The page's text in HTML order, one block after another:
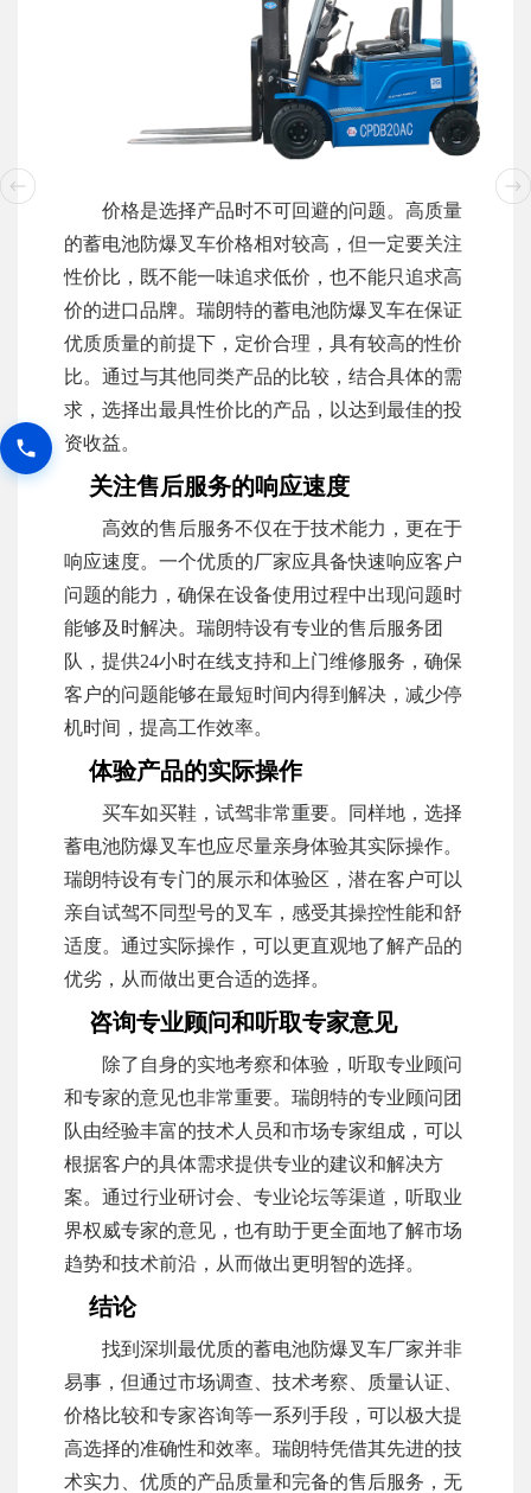
价格是选择产品时不可回避的问题。高质量
的蓄电池防爆叉车价格相对较高，但一定要关注
性价比，既不能一味追求低价，也不能只追求高
价的进口品牌。瑞朗特的蓄电池防爆叉车在保证
优质质量的前提下，定价合理，具有较高的性价
比。通过与其他同类产品的比较，结合具体的需
求，选择出最具性价比的产品，以达到最佳的投
资收益。
关注售后服务的响应速度
高效的售后服务不仅在于技术能力，更在于
响应速度。一个优质的厂家应具备快速响应客户
问题的能力，确保在设备使用过程中出现问题时
能够及时解决。瑞朗特设有专业的售后服务团
队，提供24小时在线支持和上门维修服务，确保
客户的问题能够在最短时间内得到解决，减少停
机时间，提高工作效率。
体验产品的实际操作
买车如买鞋，试驾非常重要。同样地，选择
蓄电池防爆叉车也应尽量亲身体验其实际操作。
瑞朗特设有专门的展示和体验区，潜在客户可以
亲自试驾不同型号的叉车，感受其操控性能和舒
适度。通过实际操作，可以更直观地了解产品的
优劣，从而做出更合适的选择。
咨询专业顾问和听取专家意见
除了自身的实地考察和体验，听取专业顾问
和专家的意见也非常重要。瑞朗特的专业顾问团
队由经验丰富的技术人员和市场专家组成，可以
根据客户的具体需求提供专业的建议和解决方
案。通过行业研讨会、专业论坛等渠道，听取业
界权威专家的意见，也有助于更全面地了解市场
趋势和技术前沿，从而做出更明智的选择。
结论
找到深圳最优质的蓄电池防爆叉车厂家并非
易事，但通过市场调查、技术考察、质量认证、
价格比较和专家咨询等一系列手段，可以极大提
高选择的准确性和效率。瑞朗特凭借其先进的技
术实力、优质的产品质量和完备的售后服务，无